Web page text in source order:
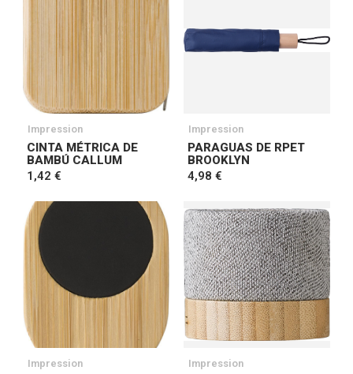
Impression
CINTA MÉTRICA DE
BAMBÚ CALLUM
1,42 €
Impression
PARAGUAS DE RPET
BROOKLYN
4,98 €
Impression Impression